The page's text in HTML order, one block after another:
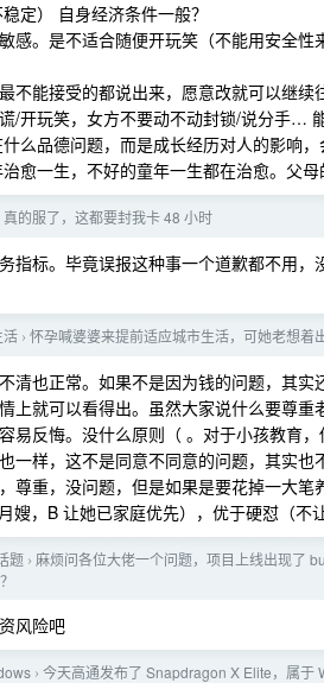
定） 自身经济条件一般？
感。是不适合随便开玩笑（不能用安全性
不能接受的都说出来，愿意改就可以继
/开玩笑，女方不要动不动封锁/说分手…
么品德问题，而是成长经历对人的影响
愈一生，不好的童年一生都在治愈。父母
真的服了，这都要封我卡 48 小时
指标。毕竟误报这种事一个道歉都不用
活 › 怀孕喊婆婆来提前适应城市生活，可她老想着
清也正常。如果不是因为钱的问题，其
上就可以看得出。虽然大家说什么要尊
易反悔。没什么原则（ 。对于小孩教育
一样，这不是同意不同意的问题，其实
尊重，没问题，但是如果是要花掉一大
嫂，B 让她已家庭优先），优于硬怼（不
题 › 麻烦问各位大佬一个问题，项目上线出现了
风险吧
› 今天高通发布了 Snapdragon X Elite，属于